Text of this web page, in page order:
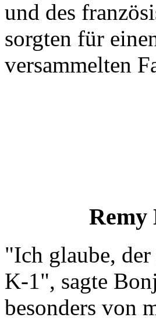
und des
sorgten für
versammelten
Remy
"Ich glaube,
K-1", sagte
besonders von